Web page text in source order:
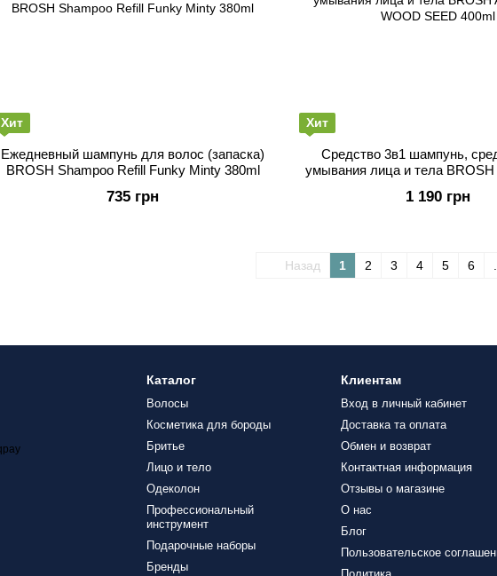
Хит
Ежедневный шампунь для волос (запаска)
BROSH Shampoo Refill Funky Minty 380ml
735 грн
Хит
Средство 3в1 шампунь,
умывания лица и тела BROSH
1 190 грн
Назад 1 2 3 4 5 6
Каталог
Волосы
Косметика для бороды
Бритье
Лицо и тело
Одеколон
Профессиональный
инструмент
Подарочные наборы
Бренды
Клиентам
Вход в личный кабинет
Доставка та оплата
Обмен и возврат
Контактная информация
Отзывы о магазине
О нас
Блог
Пользовательское